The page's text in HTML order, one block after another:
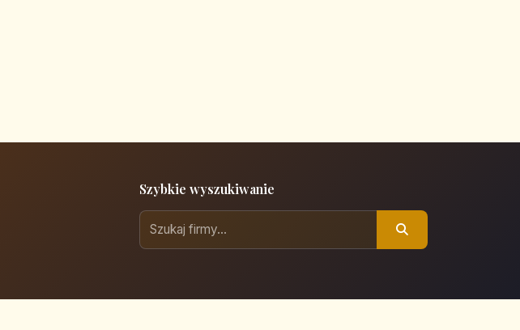
Szybkie wyszukiwanie